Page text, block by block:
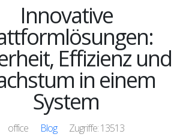
Innovative
Effizienz und
in einem
System
office Blog
Zugriffe: 13513